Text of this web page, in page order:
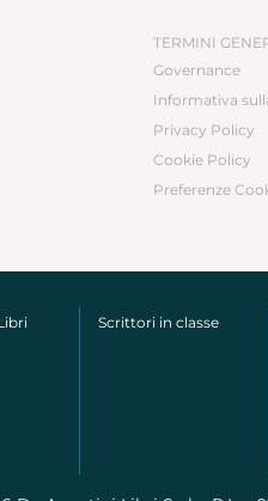
TERMINI
Governance
Informativa
Privacy Policy
Cookie Policy
Preferenze
Scrittori in classe